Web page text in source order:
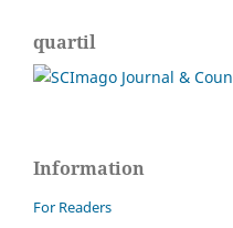
quartil
Information
For Readers